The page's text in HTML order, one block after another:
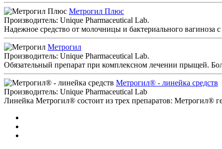
Метрогил Плюс
Производитель: Unique Pharmaceutical Lab.
Надежное средство от молочницы и бактериального вагиноза
Метрогил
Производитель: Unique Pharmaceutical Lab.
Обязательный препарат при комплексном лечении прыщей.
Метрогил® - линейка средств
Производитель: Unique Pharmaceutical Lab
Линейка Метрогил® состоит из трех препаратов: Метрогил®